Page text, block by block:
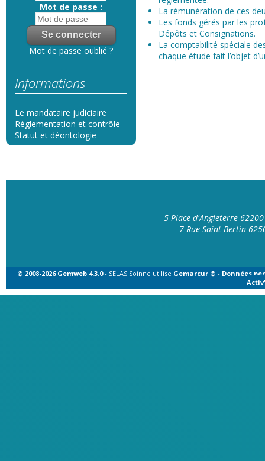
Mot de passe :
Mot de passe oublié ?
Informations
Le mandataire judiciaire
Réglementation et contrôle
Statut et déontologie
La rémunération de ces
Les fonds gérés par les
Dépôts et Consignations.
La comptabilité spéciale
chaque étude fait l’objet
5 Place d'Angleterre
7 Rue Saint Bertin
© 2008-2026 Gemweb 4.3.0- SELAS Soinne utilise Gemarcur © - Données